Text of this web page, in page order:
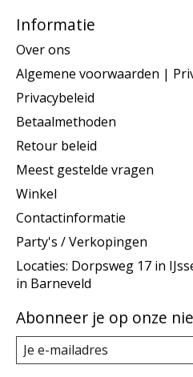
Informatie
Over ons
Algemene voorwaarden |
Privacybeleid
Betaalmethoden
Retour beleid
Meest gestelde vragen
Winkel
Contactinformatie
Party's / Verkopingen
Locaties: Dorpsweg 17 in
in Barneveld
Abonneer je op onze